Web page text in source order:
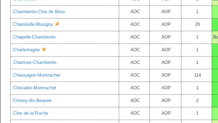
Chambertin-Clos de Bèze AOC AOP 1
Chambolle-Musigny
AOC AOP 26
Chapelle-Chambertin
AOC AOP 1
Charlemagne AOC AOP 1
Charmes-Chambertin
AOC AOP 1
Chassagne-Montrachet
AOC AOP 114
Chevalier-Montrachet
AOC AOP 1
Chorey-lès-Beaune
AOC AOP 2
Clos de la Roche
AOC AOP 1